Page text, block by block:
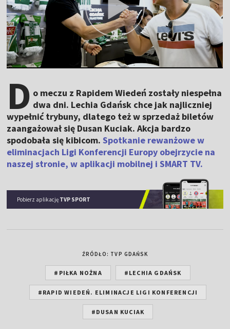
D o meczu z Rapidem Wiedeń zostały niespełna
dwa dni. Lechia Gdańsk chce jak najliczniej
wypełnić trybuny, dlatego też w sprzedaż biletów
zaangażował się Dusan Kuciak. Akcja bardzo
spodobała się kibicom.Spotkanie rewanżowe w
eliminacjach Ligi Konferencji Europy obejrzycie na
naszej stronie, w aplikacji mobilnej i SMART TV.
Pobierz aplikację TVP SPORT
ŹRÓDŁO: TVP GDAŃSK
#PIŁKA NOŻNA #LECHIA GDAŃSK
#RAPID WIEDEŃ. ELIMINACJE LIGI KONFERENCJI
#DUSAN KUCIAK